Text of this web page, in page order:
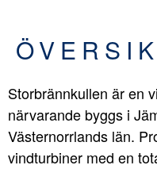
Storbrännkullen är en
närvarande byggs i
Västernorrlands län.
vindturbiner med en